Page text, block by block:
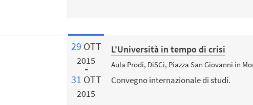
29 OTT
2015
31 OTT
2015
L'Università in tempo di crisi
Aula Prodi, DiSCi, Piazza San Giovanni in
Convegno internazionale di studi.